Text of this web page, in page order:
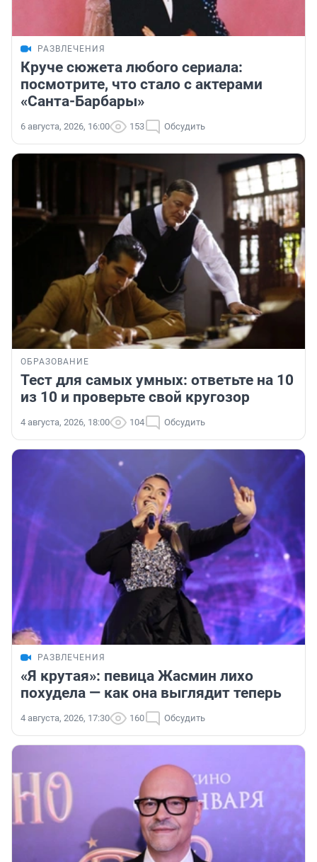
РАЗВЛЕЧЕНИЯ
Круче сюжета любого сериала:
посмотрите, что стало с актерами
«Санта-Барбары»
6 августа, 2026, 16:00 153 Обсудить
ОБРАЗОВАНИЕ
Тест для самых умных: ответьте на 10
из 10 и проверьте свой кругозор
4 августа, 2026, 18:00 104 Обсудить
РАЗВЛЕЧЕНИЯ
«Я крутая»: певица Жасмин лихо
похудела — как она выглядит теперь
4 августа, 2026, 17:30 160 Обсудить